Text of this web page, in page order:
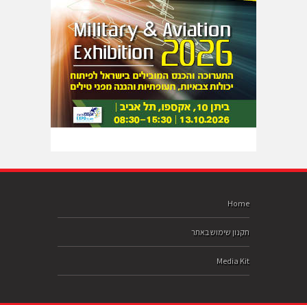
Home
תקנון שימוש באתר
Media Kit